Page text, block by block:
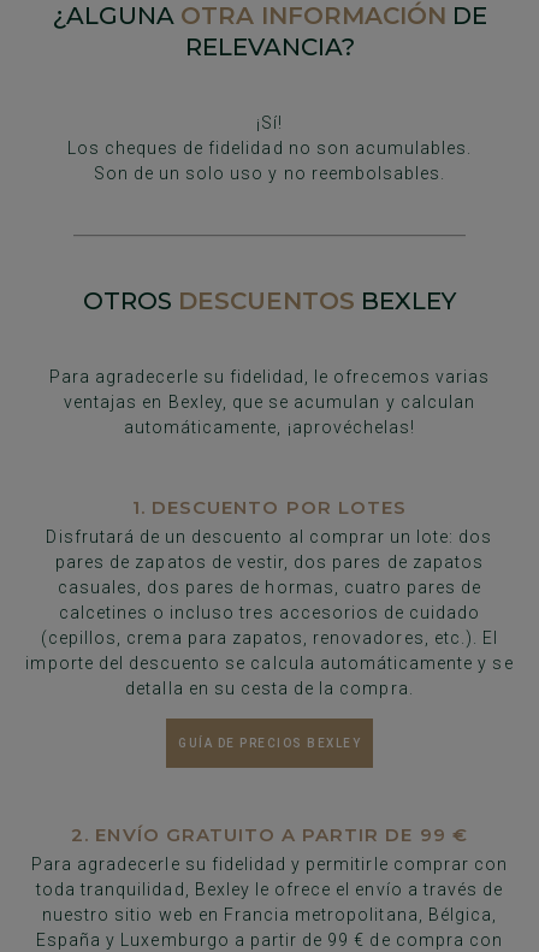
¿ALGUNA OTRA INFORMACIÓN DE
RELEVANCIA?
¡Sí!
Los cheques de fidelidad no son acumulables.
Son de un solo uso y no reembolsables.
OTROS DESCUENTOS BEXLEY
Para agradecerle su fidelidad, le ofrecemos varias
ventajas en Bexley, que se acumulan y calculan
automáticamente, ¡aprovéchelas!
1. DESCUENTO POR LOTES
Disfrutará de un descuento al comprar un lote: dos
pares de zapatos de vestir, dos pares de zapatos
casuales, dos pares de hormas, cuatro pares de
calcetines o incluso tres accesorios de cuidado
(cepillos, crema para zapatos, renovadores, etc.). El
importe del descuento se calcula automáticamente y se
detalla en su cesta de la compra.
GUÍA DE PRECIOS BEXLEY
2. ENVÍO GRATUITO A PARTIR DE 99 €
Para agradecerle su fidelidad y permitirle comprar con
toda tranquilidad, Bexley le ofrece el envío a través de
nuestro sitio web en Francia metropolitana, Bélgica,
España y Luxemburgo a partir de 99 € de compra con